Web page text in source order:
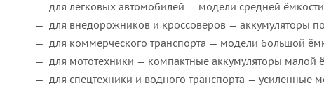
для легковых автомобилей — модели средней
для внедорожников и кроссоверов — аккумуляторы
для коммерческого транспорта — модели большой
для мототехники — компактные аккумуляторы малой
для спецтехники и водного транспорта — усиленные